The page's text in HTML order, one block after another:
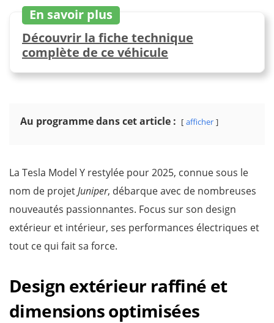
En savoir plus
Découvrir la fiche technique
complète de ce véhicule
Au programme dans cet article : afficher
La Tesla Model Y restylée pour 2025, connue sous le
nom de projetJuniper, débarque avec de nombreuses
nouveautés passionnantes. Focus sur son design
extérieur et intérieur, ses performances électriques et
tout ce qui fait sa force.
Design extérieur raffiné et
dimensions optimisées